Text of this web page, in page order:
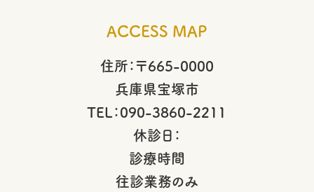
ACCESS MAP
住所：〒665-0000
兵庫県宝塚市
TEL：090-3860-2211
休診日：
診療時間
往診業務のみ